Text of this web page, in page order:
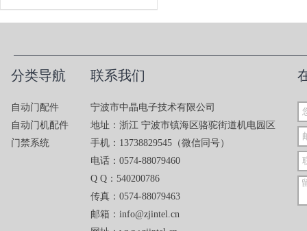
分类导航
自动门配件
自动门机配件
门禁系统
联系我们
宁波市中晶电子技术有限公司
地址：浙江 宁波市镇海区骆驼街道机电园区
手机：13738829545（微信同号）
电话：0574-88079460
Q Q：540200786
传真：0574-88079463
邮箱：info@zjintel.cn